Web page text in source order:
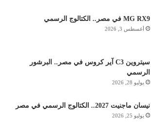
MG RX9 في مصر.. الكتالوج الرسمي
أغسطس 3, 2026
سيتروين C3 آير كروس في مصر.. البرشور
الرسمي
يوليو 28, 2026
نيسان ماجنيت 2027.. الكتالوج الرسمي في مصر
يوليو 25, 2026